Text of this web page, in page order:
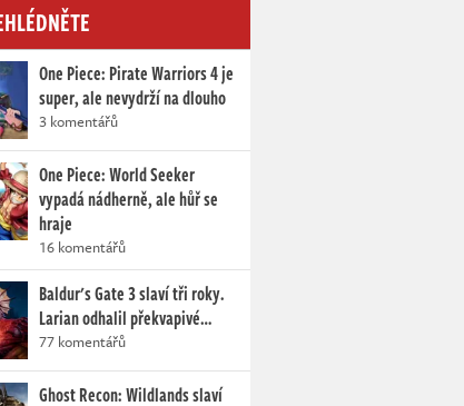
One Piece: Pirate Warriors 4 je
super, ale nevydrží na dlouho
3 komentářů
One Piece: World Seeker
vypadá nádherně, ale hůř se
hraje
16 komentářů
Baldur's Gate 3 slaví tři roky.
Larian odhalil překvapivé…
77 komentářů
Ghost Recon: Wildlands slaví